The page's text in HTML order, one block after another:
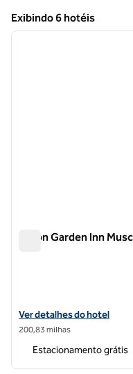
Exibindo 6 hotéis
Exibindo 6 hotéis
1 de 11
Hilton Garden Inn
Exibir detalhes do hotel
Ver detalhes do hotel
200,83 milhas
Estacionamento grátis